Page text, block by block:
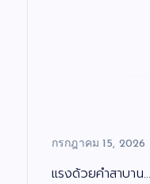
กรกฎาคม 15, 2026
แรงด้วยคำสาบาน